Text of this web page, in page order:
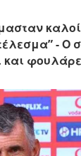
- Ο